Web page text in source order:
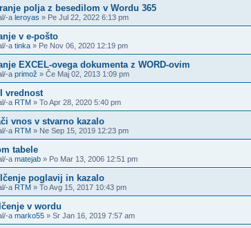
polja z besedilom v Wordu 365
a leroyas » Pe Jul 22, 2022 6:13 pm
v e-pošto
a tinka » Pe Nov 06, 2020 12:19 pm
EXCEL-ovega dokumenta z WORD-ovim
a primož » Če Maj 02, 2013 1:09 pm
vrednost
a RTM » To Apr 28, 2020 5:40 pm
vnos v stvarno kazalo
a RTM » Ne Sep 15, 2019 12:23 pm
tabele
a matejab » Po Mar 13, 2006 12:51 pm
poglavij in kazalo
a RTM » To Avg 15, 2017 10:43 pm
v wordu
a marko55 » Sr Jan 16, 2019 7:57 am